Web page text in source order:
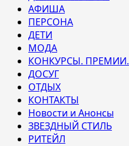
АФИША
ПЕРСОНА
ДЕТИ
МОДА
КОНКУРСЫ. ПРЕМИИ.
ДОСУГ
ОТДЫХ
КОНТАКТЫ
Новости и Анонсы
ЗВЕЗДНЫЙ СТИЛЬ
РИТЕЙЛ